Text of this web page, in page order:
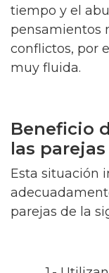
tiempo y el
pensamientos
conflictos, por
muy fluida.
Beneficio
las parejas
Esta situación
parejas de la